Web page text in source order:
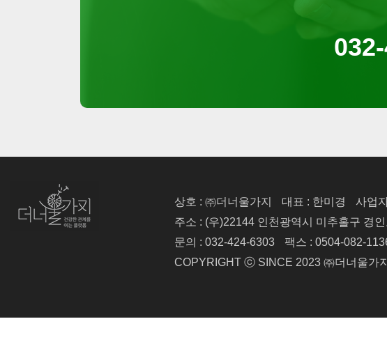
상호 : ㈜더너울가지 대표 : 한미경
사업
주소 : (우)22144 인천광역시 미추홀구 경
문의 : 032-424-6303
팩스 : 0504-082-
COPYRIGHT ⓒ SINCE 2023 ㈜더너울가